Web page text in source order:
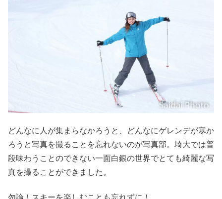
どんなに人が集まらなかろうと、どんなにゲレンデが寒か
ろうと写真を撮ることを忘れないのが写真部。埼大では普
段味わうことのできない一面白銀の世界でとても綺麗な写
真を撮ることができました。
勿論！スキーを楽しむことも忘れずに！